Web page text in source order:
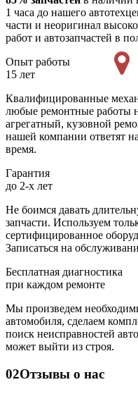
1 часа до нашего
части и неоригинал
работ и автозапчастей в
Опыт работы
15 лет
Квалифицированные
любые ремонтные работы
агрегатный, кузовной
нашей компании ответят
время.
Гарантия
до 2-х лет
Не боимся давать
запчасти. Используем
сертифицированное
Записаться на
Бесплатная диагностика
при каждом ремонте
Мы произведем
автомобиля, сделаем
поиск неисправностей
может выйти из строя.
02Отзывы о нас